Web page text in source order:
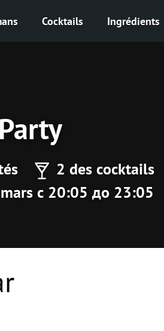
Cocktails Ingrédients
Party
2 des cocktails
с 20:05 до 23:05